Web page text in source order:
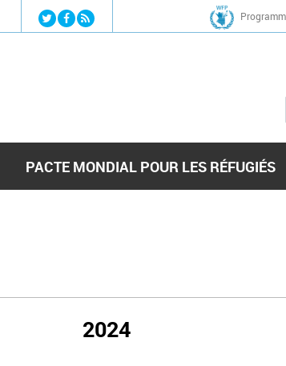
Jump to navigation
PACTE MONDIAL POUR LES RÉFUGIÉS
2024